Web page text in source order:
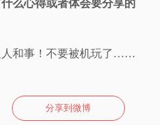
么心得或者体会要分享的
人和事！不要被机玩了……
分享到微博